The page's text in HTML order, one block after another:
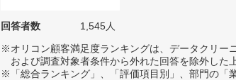
回答者数 1,545人
※オリコン顧客満足度ランキングは、データクリー
および調査対象者条件から外れた回答を除外した
※「総合ランキング」、「評価項目別」、部門の「